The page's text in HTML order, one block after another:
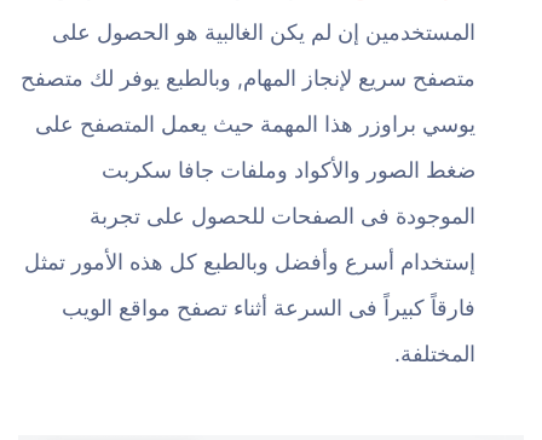
المستخدمين إن لم يكن الغالبية هو الحصول على
متصفح سريع لإنجاز المهام, وبالطبع يوفر لك متصفح
يوسي براوزر هذا المهمة حيث يعمل المتصفح على
ضغط الصور والأكواد وملفات جافا سكربت
الموجودة فى الصفحات للحصول على تجربة
إستخدام أسرع وأفضل وبالطبع كل هذه الأمور تمثل
فارقاً كبيراً فى السرعة أثناء تصفح مواقع الويب
المختلفة.